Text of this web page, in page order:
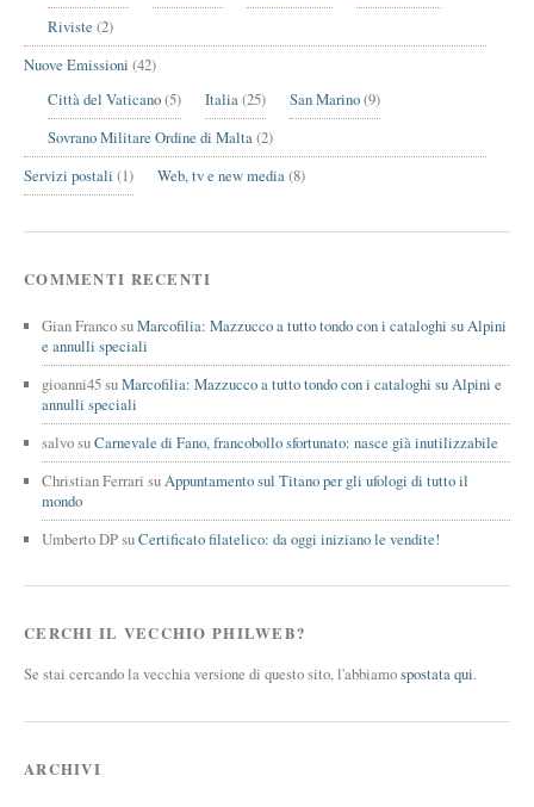
Riviste (2)
Nuove Emissioni (42)
Città del Vaticano(5) Italia (25) San Marino(9)
Sovrano Militare Ordine di Malta (2)
Servizi postali (1) Web, tv e new media (8)
COMMENTI RECENTI
Gian FrancosuMarcofilia: Mazzucco a tutto tondo con i cataloghi su Alpini
e annulli speciali
gioanni45suMarcofilia: Mazzucco a tutto tondo con i cataloghi su Alpini e
annulli speciali
salvosuCarnevale di Fano, francobollo sfortunato: nasce già inutilizzabile
Christian Ferrari su Appuntamento sul Titano per gli ufologi di tutto il
mondo
Umberto DPsuCertificato filatelico: da oggi iniziano le vendite!
CERCHI IL VECCHIO PHILWEB?
Se stai cercando la vecchia versione di questo sito, l'abbiamospostata qui.
ARCHIVI